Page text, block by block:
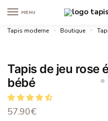
MENU
Tapis moderne » Boutique »
Tapis de jeu rose
bébé
57.90€